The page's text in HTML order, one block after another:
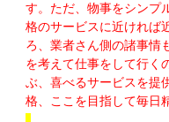
す。ただ、物事をシンプ
格のサービスに近ければ
ろ、業者さん側の諸事情
を考えて仕事をして行く
ぶ、喜べるサービスを提
格、ここを目指して毎日